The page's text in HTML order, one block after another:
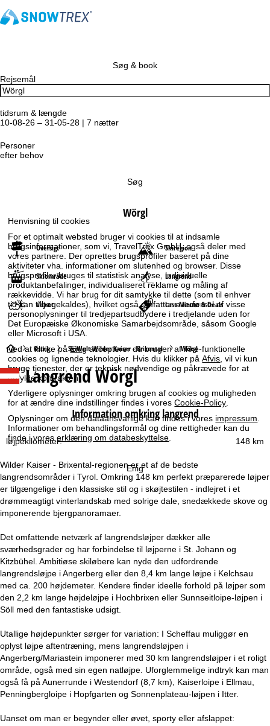
Henvisning til cookies
For et optimalt websted bruger vi cookies til at indsamle
brugsinformationer, som vi, TravelTrex GmbH, også deler med
vores partnere. Der oprettes brugsprofiler baseret på dine
aktiviteter vha. informationer om slutenhed og browser. Disse
brugsprofiler bruges til statistisk analyse, individuelle
produktanbefalinger, individualiseret reklame og måling af
rækkevidde. Vi har brug for dit samtykke til dette (som til enhver
tid kan tilbagekaldes), hvilket også omfatter overførsel af visse
personoplysninger til tredjepartsudbydere i tredjelande uden for
Det Europæiske Økonomiske Samarbejdsområde, såsom Google
eller Microsoft i USA.
Ved at klikke påEnigaccepterer du brugen af ikke-funktionelle
cookies og lignende teknologier. Hvis du klikker påAfvis, vil vi kun
bruge tjenester, der er teknisk nødvendige og påkrævede for at
opfylde kontrakten.
Yderligere oplysninger omkring brugen af cookies og muligheden
for at ændre dine indstillinger findes i voresCookie-Policy
Oplysninger om den dataansvarlige kan findes i vores impressum
Informationer om behandlingsformål og dine rettigheder kan du
finde i voreserklæring om databeskyttelse
Enig
Søg & book
Rejsemål
tidsrum & længde
10-08-26 – 31-05-28 | 7 nætter
Personer
efter behov
Søg
Wörgl
Oversigt Skiregion
Skiområde Langrend
Vejret Last-Minute & Deals
S
t
a
r
t
i
e
Østrig SkiWelt Wilder Kaiser - Brixental Wörgl
Langrend Wörgl
Information omkring langrend
148 km
løjpekilometer:
Wilder Kaiser - Brixental-regionen er et af de bedste
langrendsområder i Tyrol. Omkring 148 km perfekt præparerede løjper
er tilgængelige i den klassiske stil og i skøjtestilen - indlejret i et
drømmeagtigt vinterlandskab med solrige dale, snedækkede skove og
imponerende bjergpanoramaer.
Det omfattende netværk af langrendsløjper dækker alle
sværhedsgrader og har forbindelse til løjperne i St. Johann og
Kitzbühel. Ambitiøse skiløbere kan nyde den udfordrende
langrendsløjpe i Angerberg eller den 8,4 km lange løjpe i Kelchsau
med ca. 200 højdemeter. Kendere finder ideelle forhold på løjper som
den 2,2 km lange højdeløjpe i Hochbrixen eller Sunnseitloipe-løjpen i
Söll med den fantastiske udsigt.
Utallige højdepunkter sørger for variation: I Scheffau muliggør en
oplyst løjpe aftentræning, mens langrendsløjpen i
Angerberg/Mariastein imponerer med 30 km langrendsløjper i et roligt
område, også med sin egen natløjpe. Uforglemmelige indtryk kan man
også få på Aunerrunde i Westendorf (8,7 km), Kaiserloipe i Ellmau,
Penningbergloipe i Hopfgarten og Sonnenplateau-løjpen i Itter.
Uanset om man er begynder eller øvet, sporty eller afslappet: